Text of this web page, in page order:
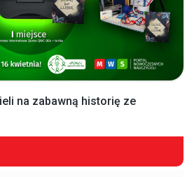
na zabawną historię ze